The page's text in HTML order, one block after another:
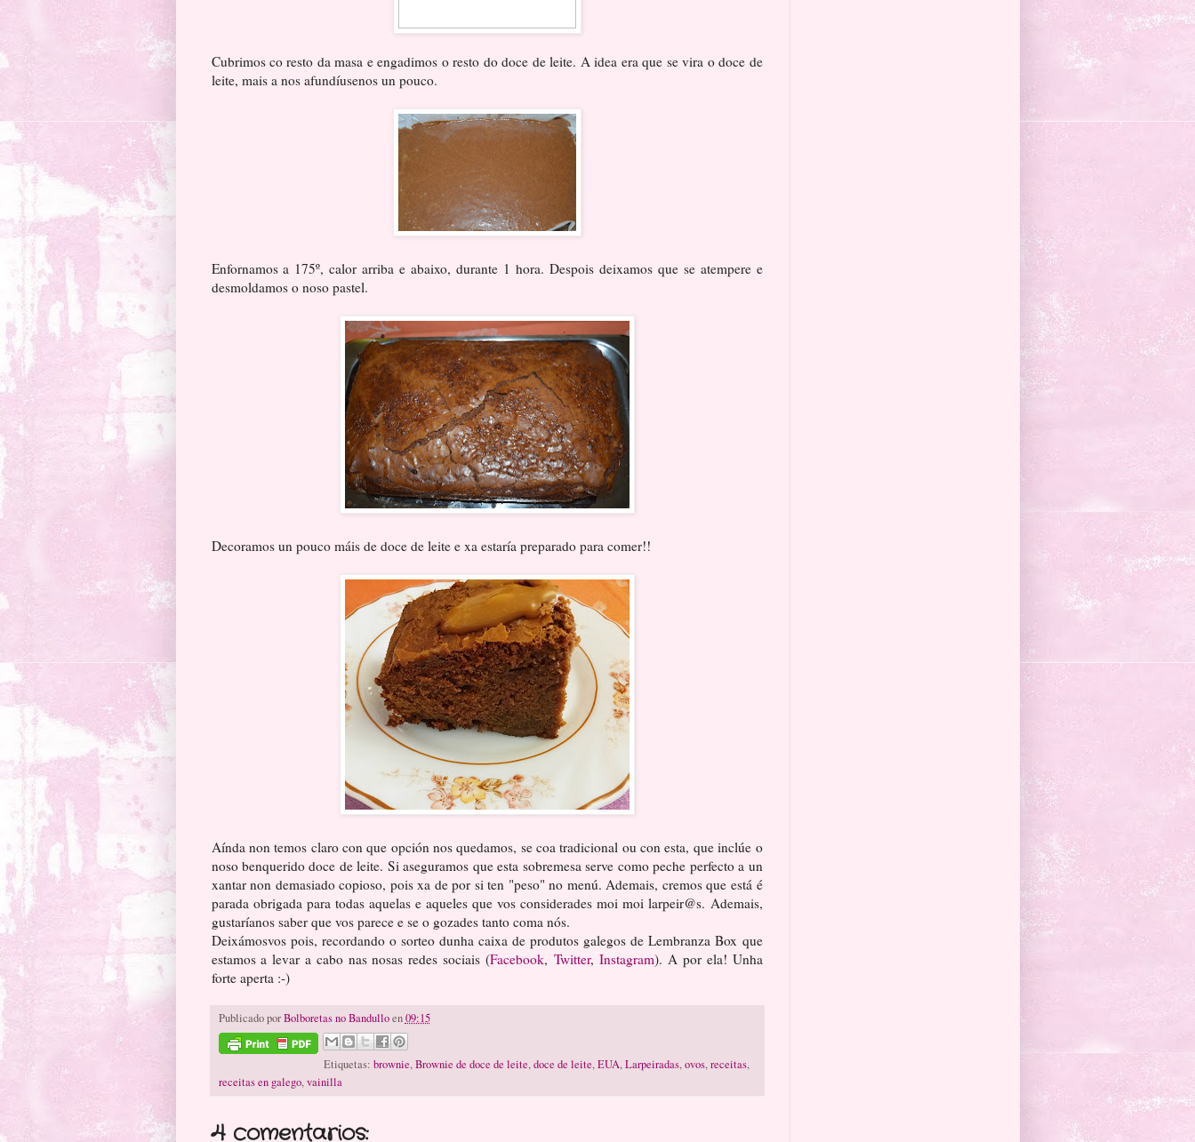
Cubrimos co resto da masa e engadimos o resto do doce de leite. A idea era que se vira o doce de
leite, mais a nos afundíusenos un pouco.
Enfornamos a 175º, calor arriba e abaixo, durante 1 hora. Despois deixamos que se atempere e
desmoldamos o noso pastel.
Decoramos un pouco máis de doce de leite e xa estaría preparado para comer!!
Aínda non temos claro con que opción nos quedamos, se coa tradicional ou con esta, que inclúe o
noso benquerido doce de leite. Si aseguramos que esta sobremesa serve como peche perfecto a un
xantar non demasiado copioso, pois xa de por si ten "peso" no menú. Ademais, cremos que está é
parada obrigada para todas aquelas e aqueles que vos considerades moi moi larpeir@s. Ademais,
gustaríanos saber que vos parece e se o gozades tanto coma nós.
Deixámosvos pois, recordando o sorteo dunha caixa de produtos galegos de Lembranza Box que
estamos a levar a cabo nas nosas redes sociais (Facebook, Twitter,Instagram). A por ela! Unha
forte aperta :-)
Publicado porBolboretas no Bandullo en09:15
Etiquetas: brownie,Brownie de doce de leite,doce de leite,EUA,Larpeiradas,ovos,receitas,
receitas en galego,vainilla
4 comentarios: